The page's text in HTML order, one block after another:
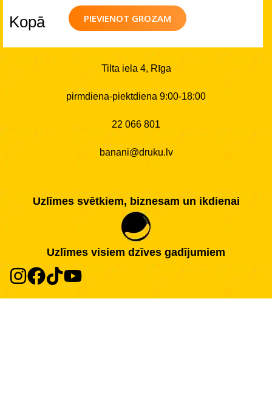
PIEVIENOT GROZAM
Kopā
Tilta iela 4, Rīga
pirmdiena-piektdiena 9:00-18:00
22 066 801
banani@druku.lv
Uzlīmes svētkiem, biznesam un ikdienai
Uzlīmes visiem dzīves gadījumiem